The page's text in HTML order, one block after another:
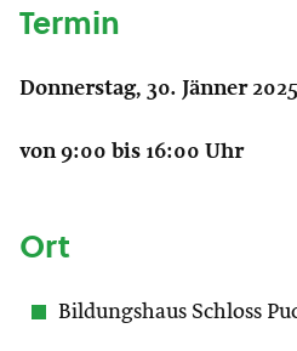
Termin
Donnerstag, 30. Jänner 2025
von 9:00 bis 16:00 Uhr
Ort
Bildungshaus Schloss